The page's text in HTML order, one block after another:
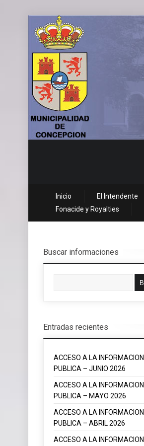
Inicio El Intendente
Fonacide y Royalties
Buscar informaciones
Entradas recientes
ACCESO A LA INFORMACION
PUBLICA – JUNIO 2026
ACCESO A LA INFORMACION
PUBLICA – MAYO 2026
ACCESO A LA INFORMACION
PUBLICA – ABRIL 2026
ACCESO A LA INFORMACION